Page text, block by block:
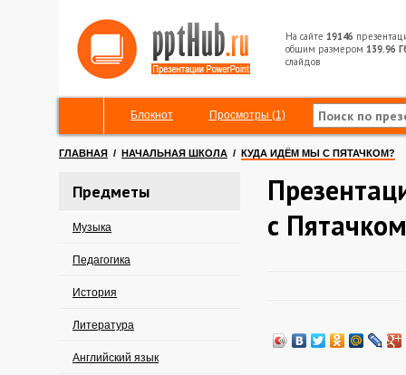
На сайте 19146
общим размером 139.96
слайдов
Блокнот Просмотры (1)
ГЛАВНАЯ / НАЧАЛЬНАЯ ШКОЛА / КУДА ИДЁМ МЫ С ПЯТАЧКОМ?
Предметы
Музыка
Педагогика
История
Литература
Английский язык
с